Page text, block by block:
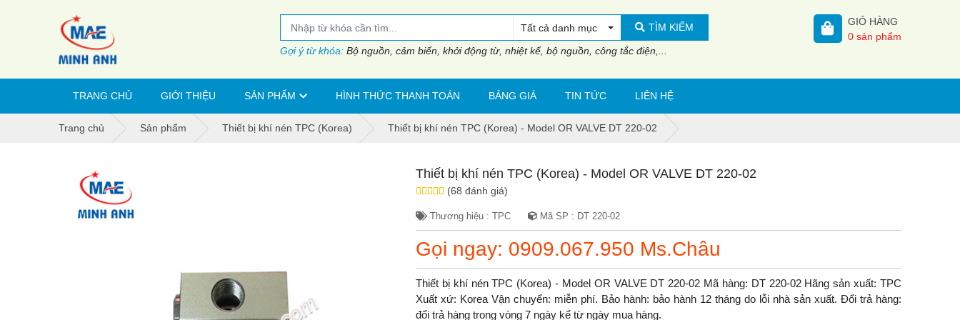
Tất cả danh mục TÌM KIẾM
Gợi ý từ khóa: Bộ nguồn, cảm biến, khởi động từ, nhiệt kế, bộ nguồn, công tắc điện,...
GIỎ HÀNG
0 sản phẩm
TRANG CHỦ GIỚI THIỆU SẢN PHẨM HÌNH THỨC THANH TOÁN BẢNG GIÁ TIN TỨC LIÊN HỆ
Trang chủ Sản phẩm Thiết bị khí nén TPC (Korea) Thiết bị khí nén TPC (Korea) - Model OR VALVE DT 220-02
Thiết bị khí nén TPC (Korea) - Model OR VALVE DT 220-02
(68 đánh giá)
Thương hiệu : TPC Mã SP : DT 220-02
Gọi ngay: 0909.067.950 Ms.Châu
Thiết bị khí nén TPC (Korea) - Model OR VALVE DT 220-02 Mã hàng: DT 220-02 Hãng sản xuất: TPC
Xuất xứ: Korea Vận chuyển: miễn phí. Bảo hành: bảo hành 12 tháng do lỗi nhà sản xuất. Đổi trả hàng:
đổi trả hàng trong vòng 7 ngày kể từ ngày mua hàng.